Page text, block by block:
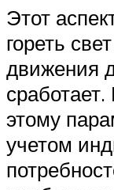
Этот
гореть
движения
этому
учетом